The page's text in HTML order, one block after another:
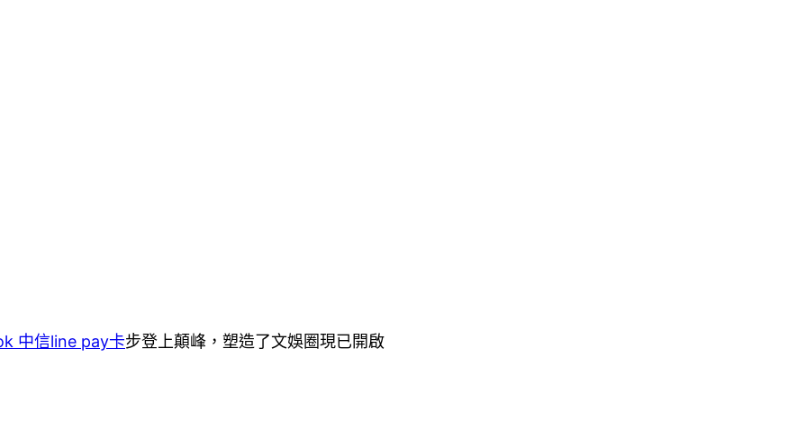
中信line pay卡步登上顛峰，塑造了文娛圈現已開啟